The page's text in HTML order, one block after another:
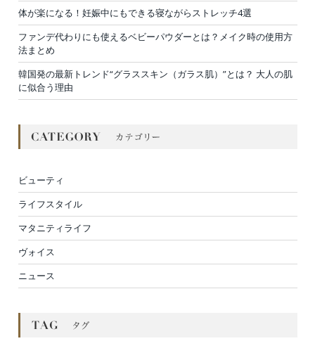
体が楽になる！妊娠中にもできる寝ながらストレッチ4選
ファンデ代わりにも使えるベビーパウダーとは？メイク時の使用方
法まとめ
韓国発の最新トレンド“グラススキン（ガラス肌）”とは？ 大人の肌
に似合う理由
ビューティ
ライフスタイル
マタニティライフ
ヴォイス
ニュース